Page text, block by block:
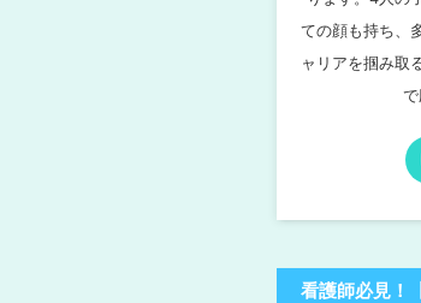
ての顔も持ち、
ャリアを掴み取
で
看護師必見！